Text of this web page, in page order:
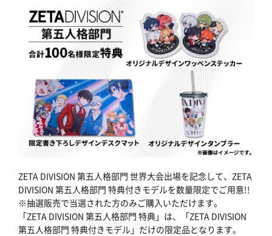
ZETA DIVISION 第五人格部門 世界大会出場を記念して、ZETA
DIVISION 第五人格部門 特典付きモデルを数量限定でご用意!!
※抽選販売で当選された方のみご購入いただけます。
「ZETA DIVISION 第五人格部門 特典」は、「ZETA DIVISION
第五人格部門 特典付きモデル」だけの限定品となります。